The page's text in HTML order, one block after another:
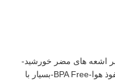
اشعه های مضر خورشید-
مقاوم در برابر ضربه-مقاوم در برابر نفوذ هوا-BPA Free-بسیار با